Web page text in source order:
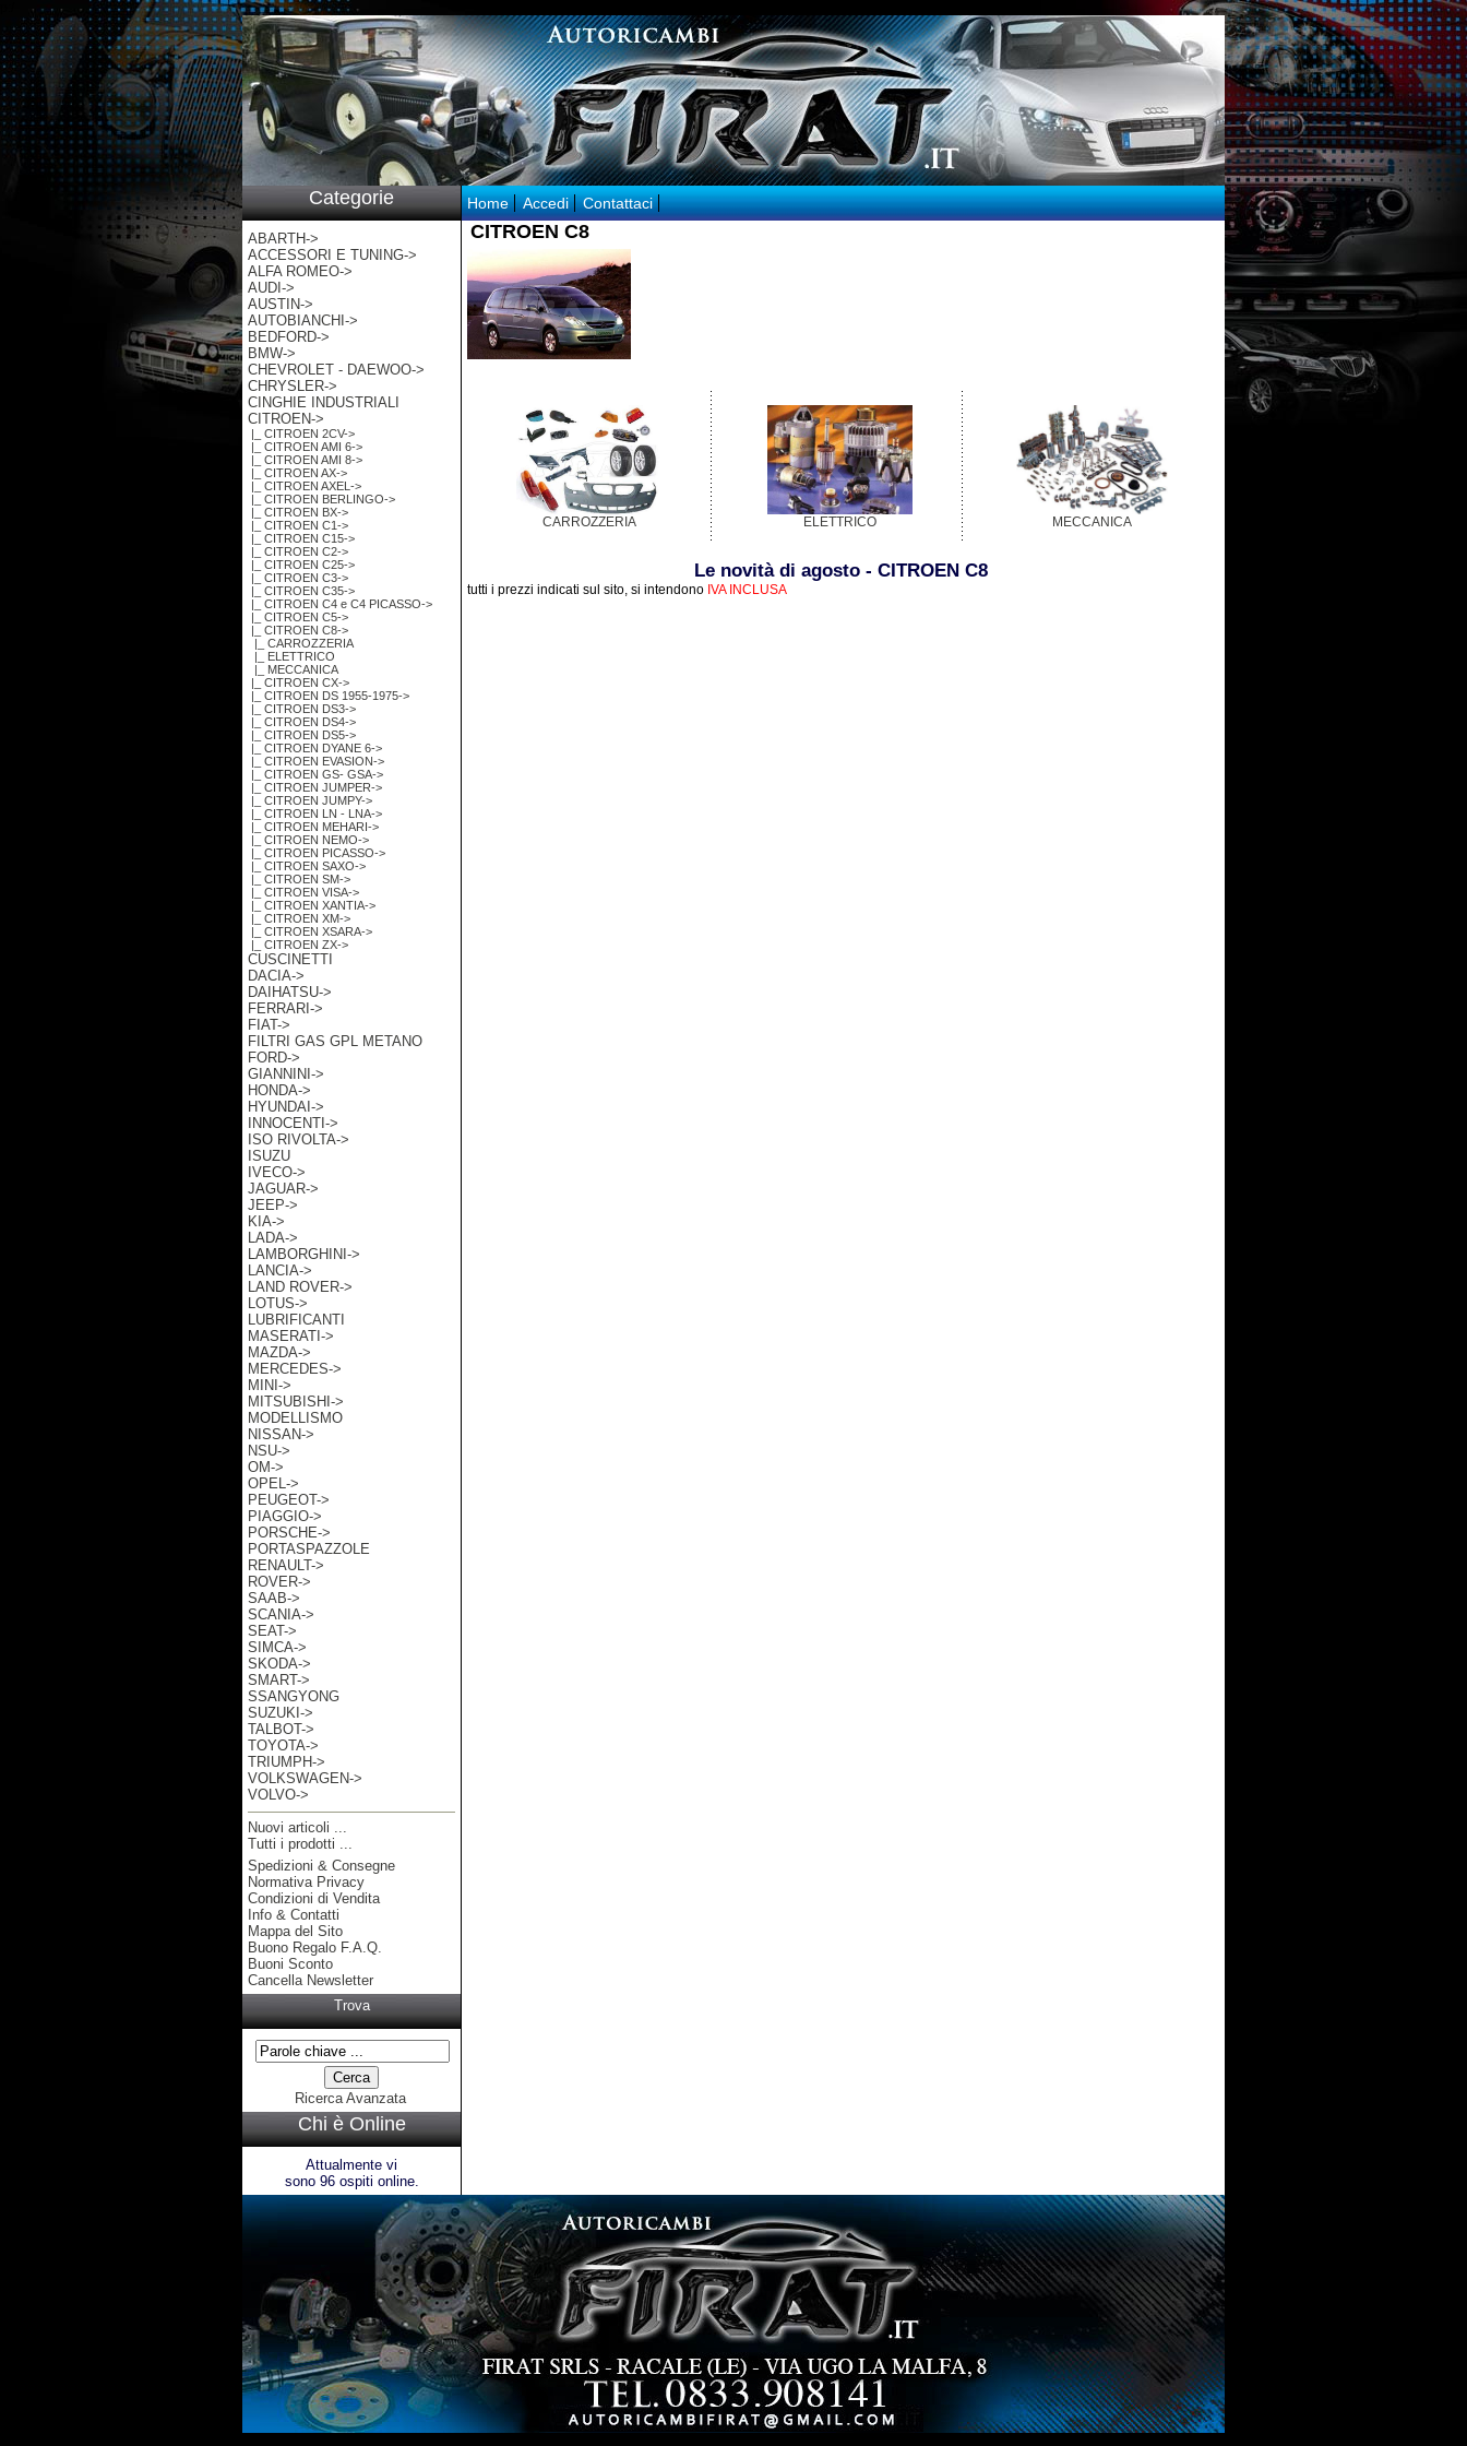
Categorie
ABARTH->
ACCESSORI E TUNING->
ALFA ROMEO->
AUDI->
AUSTIN->
AUTOBIANCHI->
BEDFORD->
BMW->
CHEVROLET - DAEWOO->
CHRYSLER->
CINGHIE INDUSTRIALI
CITROEN->
|_ CITROEN 2CV->
|_ CITROEN AMI 6->
|_ CITROEN AMI 8->
|_ CITROEN AX->
|_ CITROEN AXEL->
|_ CITROEN BERLINGO->
|_ CITROEN BX->
|_ CITROEN C1->
|_ CITROEN C15->
|_ CITROEN C2->
|_ CITROEN C25->
|_ CITROEN C3->
|_ CITROEN C35->
|_ CITROEN C4 e C4 PICASSO->
|_ CITROEN C5->
|_ CITROEN C8->
|_ CARROZZERIA
|_ ELETTRICO
|_ MECCANICA
|_ CITROEN CX->
|_ CITROEN DS 1955-1975->
|_ CITROEN DS3->
|_ CITROEN DS4->
|_ CITROEN DS5->
|_ CITROEN DYANE 6->
|_ CITROEN EVASION->
|_ CITROEN GS- GSA->
|_ CITROEN JUMPER->
|_ CITROEN JUMPY->
|_ CITROEN LN - LNA->
|_ CITROEN MEHARI->
|_ CITROEN NEMO->
|_ CITROEN PICASSO->
|_ CITROEN SAXO->
|_ CITROEN SM->
|_ CITROEN VISA->
|_ CITROEN XANTIA->
|_ CITROEN XM->
|_ CITROEN XSARA->
|_ CITROEN ZX->
CUSCINETTI
DACIA->
DAIHATSU->
FERRARI->
FIAT->
FILTRI GAS GPL METANO
FORD->
GIANNINI->
HONDA->
HYUNDAI->
INNOCENTI->
ISO RIVOLTA->
ISUZU
IVECO->
JAGUAR->
JEEP->
KIA->
LADA->
LAMBORGHINI->
LANCIA->
LAND ROVER->
LOTUS->
LUBRIFICANTI
MASERATI->
MAZDA->
MERCEDES->
MINI->
MITSUBISHI->
MODELLISMO
NISSAN->
NSU->
OM->
OPEL->
PEUGEOT->
PIAGGIO->
PORSCHE->
PORTASPAZZOLE
RENAULT->
ROVER->
SAAB->
SCANIA->
SEAT->
SIMCA->
SKODA->
SMART->
SSANGYONG
SUZUKI->
TALBOT->
TOYOTA->
TRIUMPH->
VOLKSWAGEN->
VOLVO->
Nuovi articoli ...
Tutti i prodotti ...
Informazioni
Spedizioni & Consegne
Normativa Privacy
Condizioni di Vendita
Info & Contatti
Mappa del Sito
Buono Regalo F.A.Q.
Buoni Sconto
Cancella Newsletter
Trova
Ricerca Avanzata
Chi è Online
Attualmente vi
sono 96 ospiti online.
Home Accedi Contattaci
CITROEN C8
CARROZZERIA ELETTRICO MECCANICA
Le novità di agosto - CITROEN C8
tutti i prezzi indicati sul sito, si intendono IVA INCLUSA